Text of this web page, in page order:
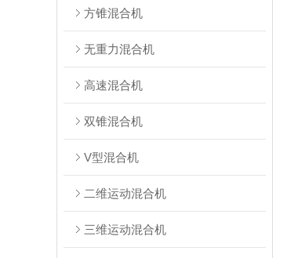
方锥混合机
无重力混合机
高速混合机
双锥混合机
V型混合机
二维运动混合机
三维运动混合机